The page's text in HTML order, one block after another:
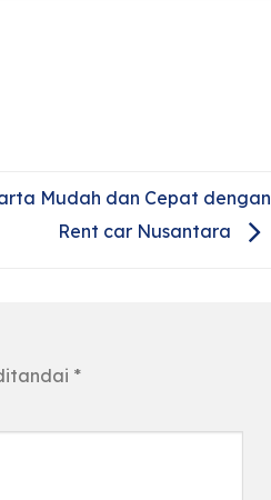
Mudah dan Cepat dengan
Rent car Nusantara
*